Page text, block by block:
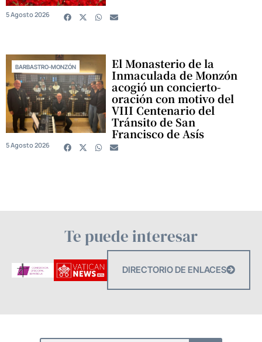
5 Agosto 2026
BARBASTRO-MONZÓN El Monasterio de la
Inmaculada de Monzón
acogió un concierto-
oración con motivo del
VIII Centenario del
Tránsito de San
Francisco de Asís
5 Agosto 2026
Te puede interesar
DIRECTORIO DE ENLACES